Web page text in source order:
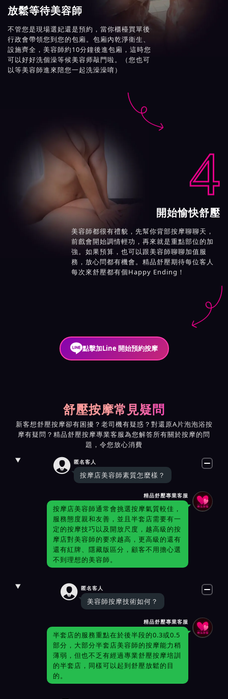
放鬆等待美容師
不管您是現場選妃還是預約，當你櫃檯買單後
行政會帶領您到您的包廂。包廂內乾淨衛生、
設施齊全，美容師約10分鐘後進包廂，這時您
可以好好洗個澡等候美容师敲門啦。（您也可
以等美容師進來陪您一起洗澡澡唷）

4
開始愉快舒壓
美容師都很有禮貌，先幫你背部按摩聊聊天，
前戲會開始調情輕功，再來就是重點部位的加
強。如果預算，也可以跟美容師聊聊加值服
務，放心問都有機會。精品舒壓期待每位客人
每次來舒壓都有個Happy Ending！
點擊加Line 開始預約按摩
舒壓按摩常見疑問
新客想舒壓按摩卻有困擾？老司機有疑惑？對還原A片泡泡浴按
摩有疑問？精品舒壓按摩專業客服為您解答所有關於按摩的問
題，令您放心消費
 匿名客人
按摩店美容師素質怎麼樣？
精品舒壓專業客服
按摩店美容師通常會挑選按摩氣質較佳，
服務態度親和友善，並且半套店需要有一
定的按摩技巧以及開放尺度，越高級的按
摩店對美容師的要求越高，更高級的還有
還有紅牌、隱藏版區分，顧客不用擔心選
不到理想的美容師。
 匿名客人
美容師按摩技術如何？
精品舒壓專業客服
半套店的服務重點在於後半段的0.3或0.5
部分，大部分半套店美容師的按摩能力稍
薄弱，但也不乏有經過專業舒壓按摩培訓
的半套店，同樣可以起到舒壓放鬆的目
的。